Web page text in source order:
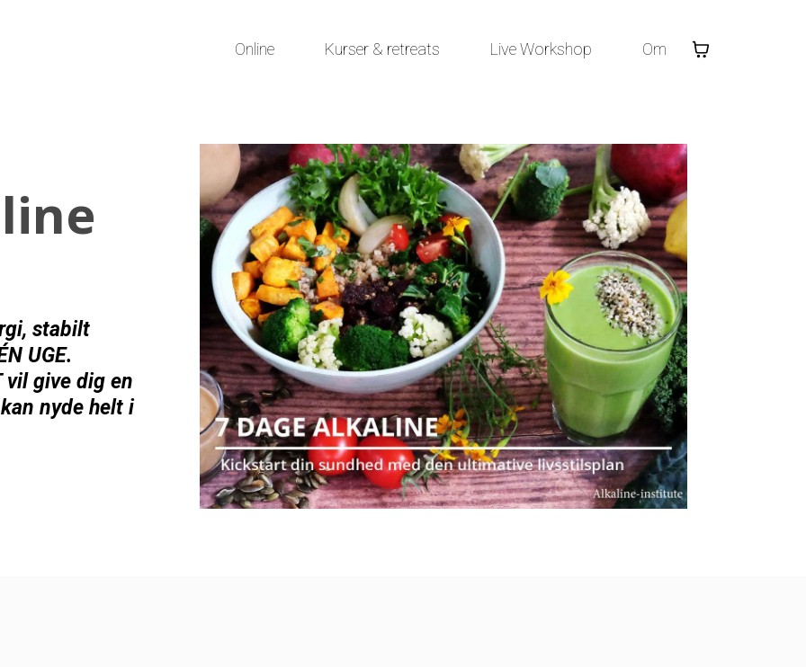
Online Kurser & retreats Live Workshop Om
stabilt
UGE.
vil give dig en
nyde helt i